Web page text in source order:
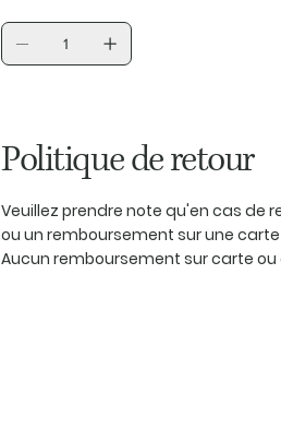
Politique de retour
Veuillez prendre note qu'en cas de
ou un remboursement sur une
Aucun remboursement sur carte